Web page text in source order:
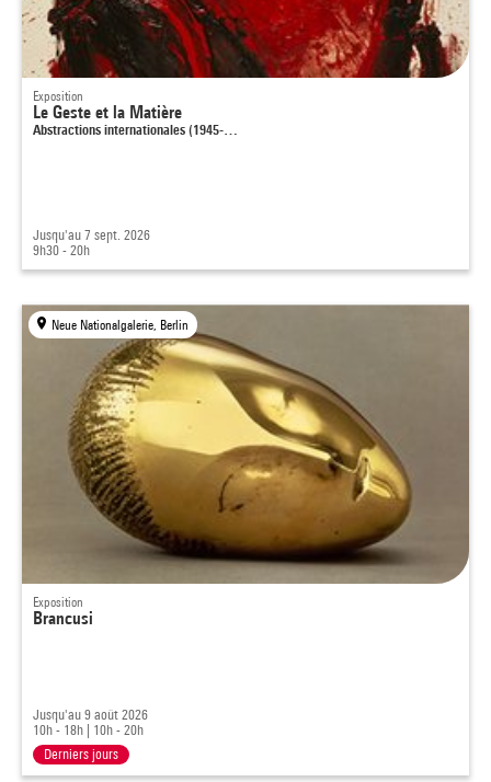
Exposition
Le Geste et la Matière
Abstractions internationales (1945-…
Jusqu'au 7 sept. 2026
9h30 - 20h
Neue Nationalgalerie, Berlin
Exposition
Brancusi
Jusqu'au 9 août 2026
10h - 18h
10h - 20h
Derniers jours